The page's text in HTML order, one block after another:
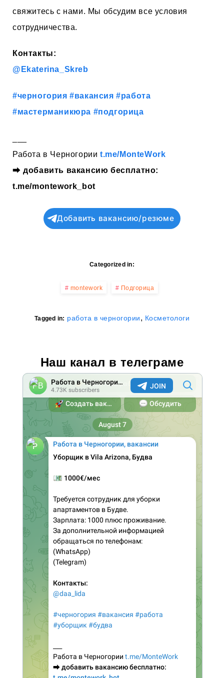
свяжитесь с нами. Мы обсудим все условия
сотрудничества.
Контакты:
@Ekaterina_Skreb
#черногория #вакансия #работа
#мастерманикюра #подгорица
Работа в Черногории t.me/MonteWork
⮕добавить вакансию бесплатно:
t.me/montework_bot
Добавить вакансию/резюме
Categorized in:
montework Подгорица
Tagged in: работа в черногории, Косметологи
Наш канал в телеграме